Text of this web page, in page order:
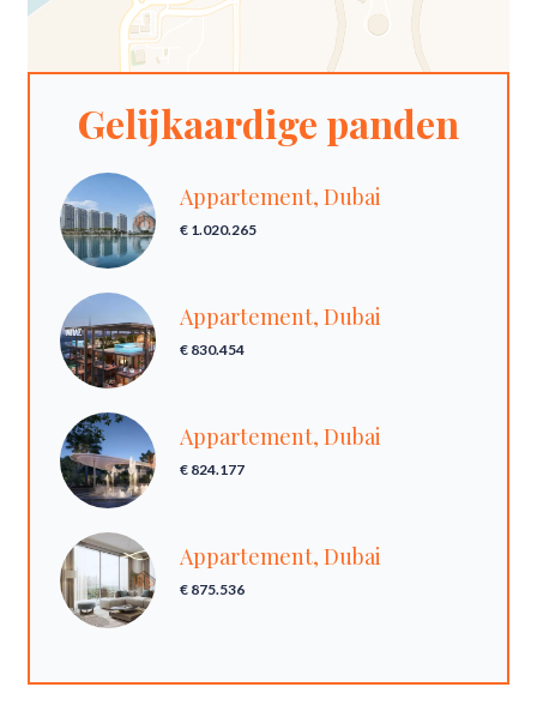
Gelijkaardige panden
Appartement, Dubai
€ 1.020.265
Appartement, Dubai
€ 830.454
Appartement, Dubai
€ 824.177
Appartement, Dubai
€ 875.536